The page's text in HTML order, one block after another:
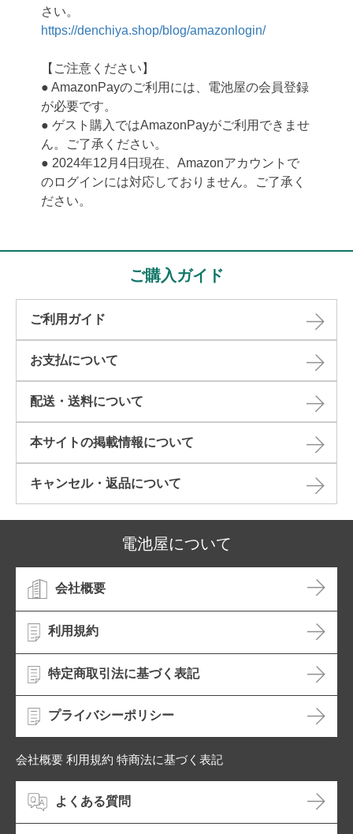
さい。
https://denchiya.shop/blog/amazonlogin/
【ご注意ください】
● AmazonPayのご利用には、電池屋の会員登録
が必要です。
● ゲスト購入ではAmazonPayがご利用できませ
ん。ご了承ください。
● 2024年12月4日現在、Amazonアカウントで
のログインには対応しておりません。ご了承く
ださい。
ご購入ガイド
ご利用ガイド
お支払について
配送・送料について
本サイトの掲載情報について​
キャンセル・返品について​
電池屋について
会社概要
利用規約
特定商取引法に基づく表記
プライバシーポリシー
会社概要 利用規約 特商法に基づく表記
よくある質問